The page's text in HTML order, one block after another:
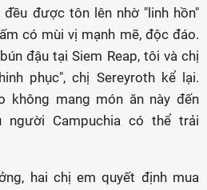
được tôn lên nhờ "linh hồn"
có mùi vị mạnh mẽ, độc đáo.
đậu tại Siem Reap, tôi và chị
phục", chị Sereyroth kể lại.
không mang món ăn này đến
người Campuchia có thể trải
hai chị em quyết định mua